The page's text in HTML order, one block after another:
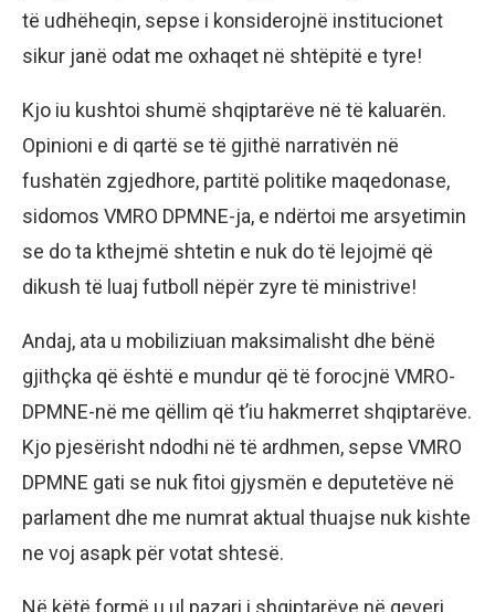
të udhëheqin, sepse i konsiderojnë institucionet
sikur janë odat me oxhaqet në shtëpitë e tyre!
Kjo iu kushtoi shumë shqiptarëve në të kaluarën.
Opinioni e di qartë se të gjithë narrativën në
fushatën zgjedhore, partitë politike maqedonase,
sidomos VMRO DPMNE-ja, e ndërtoi me arsyetimin
se do ta kthejmë shtetin e nuk do të lejojmë që
dikush të luaj futboll nëpër zyre të ministrive!
Andaj, ata u mobiliziuan maksimalisht dhe bënë
gjithçka që është e mundur që të forocjnë VMRO-
DPMNE-në me qëllim që t’iu hakmerret shqiptarëve.
Kjo pjesërisht ndodhi në të ardhmen, sepse VMRO
DPMNE gati se nuk fitoi gjysmën e deputetëve në
parlament dhe me numrat aktual thuajse nuk kishte
ne voj asapk për votat shtesë.
Në këtë formë u ul pazari i shqiptarëve në qeveri